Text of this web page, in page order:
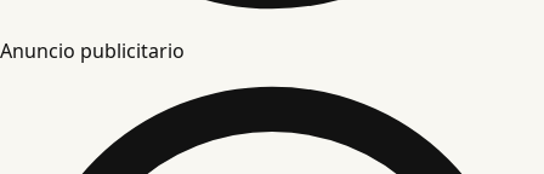
Anuncio publicitario